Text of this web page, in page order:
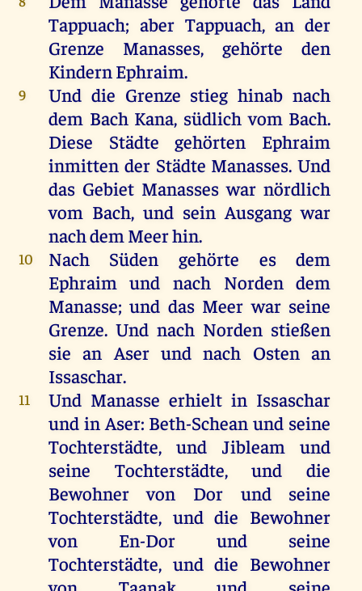
Tappuach; aberTappuach,an der
Grenze
Manasses,gehörte
den
KindernEphraim.
9 Und die Grenze stieg hinab nach
dem Bach Kana, südlichvom Bach.
Diese
Städte gehörten Ephraim
inmitten der Städte Manasses.Und
das Gebiet Manasses war nördlich
vom Bach, und sein Ausgang war
nachdem Meerhin.
10 NachSüden gehörte es
dem
Ephraim und nach Nordendem
Manasse;und das Meer war seine
Grenze. Und nach Norden stießen
sie an Aser und nach Ostenan
Issaschar.
11 Und Manasse erhielt in Issaschar
und inAser: Beth-Scheanund seine
Tochterstädte,und Jibleam
und
seine Tochterstädte,und
die
Bewohner
von Dor und
seine
Tochterstädte, und die Bewohner
vonEn-Dorund
seine
Tochterstädte, und die Bewohner